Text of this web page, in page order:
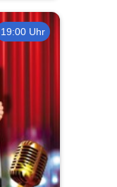
19:00 Uhr